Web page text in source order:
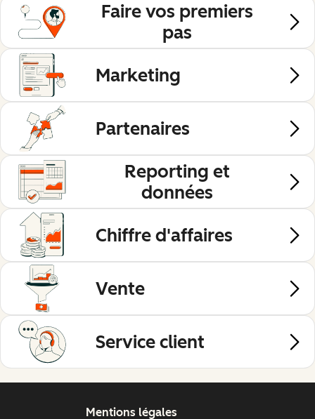
Faire vos premiers
pas
Marketing
Partenaires
Reporting et
données
Chiffre d'affaires
Vente
Service client
Mentions légales